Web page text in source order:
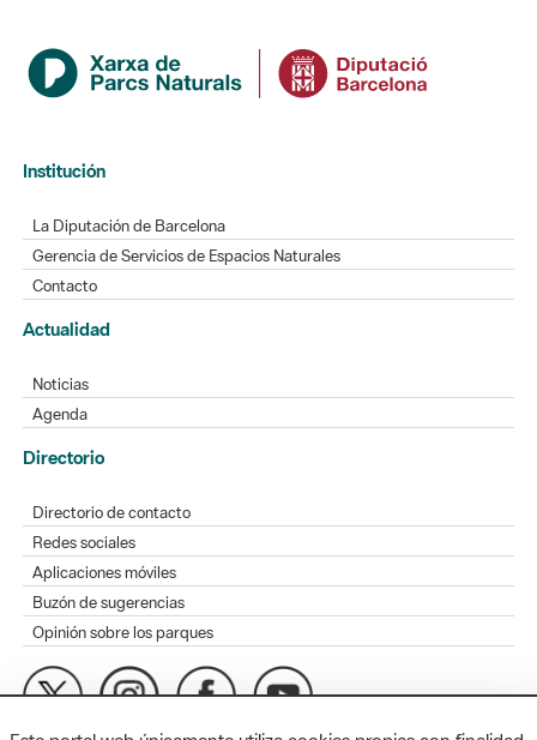
Institución
La Diputación de Barcelona
Gerencia de Servicios de Espacios Naturales
Contacto
Actualidad
Noticias
Agenda
Directorio
Directorio de contacto
Redes sociales
Aplicaciones móviles
Buzón de sugerencias
Opinión sobre los parques